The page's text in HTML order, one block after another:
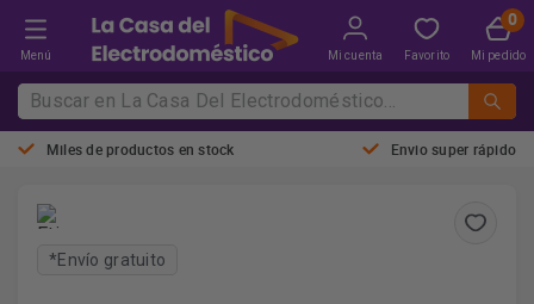
Menú Mi cuenta Favorito Mi pedido
Miles de productos en stock Envio super rápido
*Envío gratuito